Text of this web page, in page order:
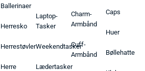
Ballerinaer
Herresko
Herrestøvler
Herre
Laptop-
Tasker
Weekendtasker
Lædertasker
Charm-
Armbånd
Cuff-
Armbånd
Caps
Huer
Bøllehatte